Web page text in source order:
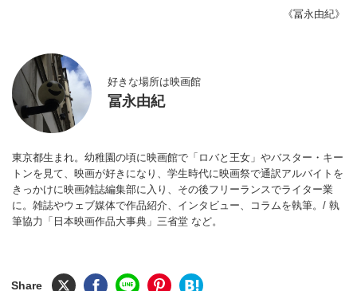
《冨永由紀》
好きな場所は映画館
冨永由紀
東京都生まれ。幼稚園の頃に映画館で「ロバと王女」やバスター・キー
トンを見て、映画が好きになり、学生時代に映画祭で通訳アルバイトを
きっかけに映画雑誌編集部に入り、その後フリーランスでライター業
に。雑誌やウェブ媒体で作品紹介、インタビュー、コラムを執筆。/ 執
筆協力「日本映画作品大事典」三省堂 など。